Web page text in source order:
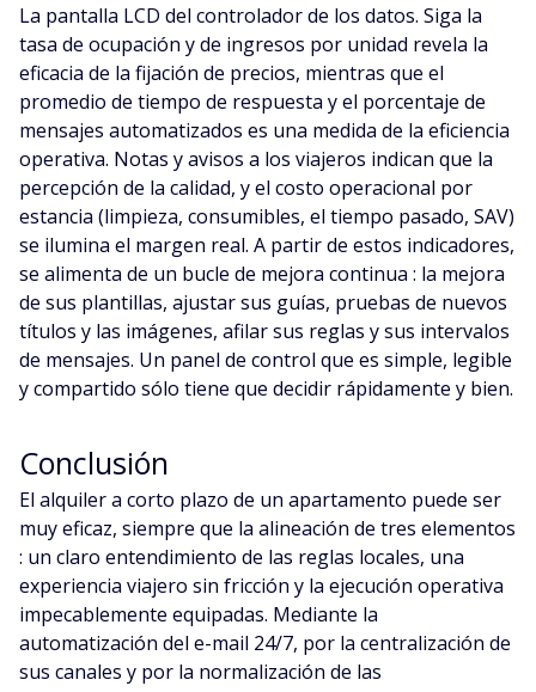
La pantalla LCD del controlador de los datos. Siga la
tasa de ocupación y de ingresos por unidad revela la
eficacia de la fijación de precios, mientras que el
promedio de tiempo de respuesta y el porcentaje de
mensajes automatizados es una medida de la eficiencia
operativa. Notas y avisos a los viajeros indican que la
percepción de la calidad, y el costo operacional por
estancia (limpieza, consumibles, el tiempo pasado, SAV)
se ilumina el margen real. A partir de estos indicadores,
se alimenta de un bucle de mejora continua : la mejora
de sus plantillas, ajustar sus guías, pruebas de nuevos
títulos y las imágenes, afilar sus reglas y sus intervalos
de mensajes. Un panel de control que es simple, legible
y compartido sólo tiene que decidir rápidamente y bien.
Conclusión
El alquiler a corto plazo de un apartamento puede ser
muy eficaz, siempre que la alineación de tres elementos
: un claro entendimiento de las reglas locales, una
experiencia viajero sin fricción y la ejecución operativa
impecablemente equipadas. Mediante la
automatización del e-mail 24/7, por la centralización de
sus canales y por la normalización de las